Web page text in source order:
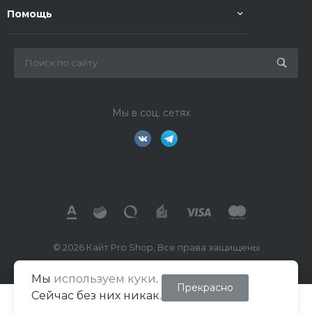
Помощь
Мы в соц. сетях
© 2026 Кайт Pro Shop, Все права защищены
ИП Маркелов В.А.
ИНН 026702391260
Мы используем куки.
Сейчас без них никак.
Прекрасно